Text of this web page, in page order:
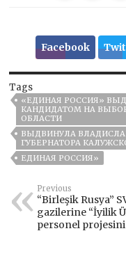
Facebook
Tags
«ЕДИНАЯ РОССИЯ»
КАНДИДАТОМ НА
ОБЛАСТИ
ВЫДВИНУЛА
ГУБЕРНАТОРА
ЕДИНАЯ РОССИЯ»
Previous
“Birleşik Rusya”
gazilerine “İyilik
personel